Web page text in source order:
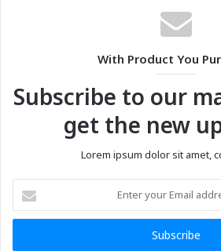
With Product You
Subscribe to our
get the new
Lorem ipsum dolor sit amet,
your
Email